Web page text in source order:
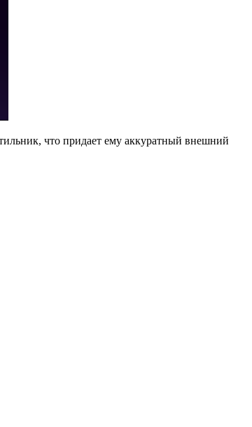
что придает ему аккуратный внешний